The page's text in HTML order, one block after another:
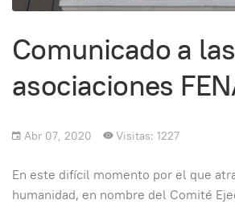
Comunicado a las
asociaciones
Abr 07, 2020 Visitas: 1227
En este difícil momento por el que
humanidad, en nombre del Comité